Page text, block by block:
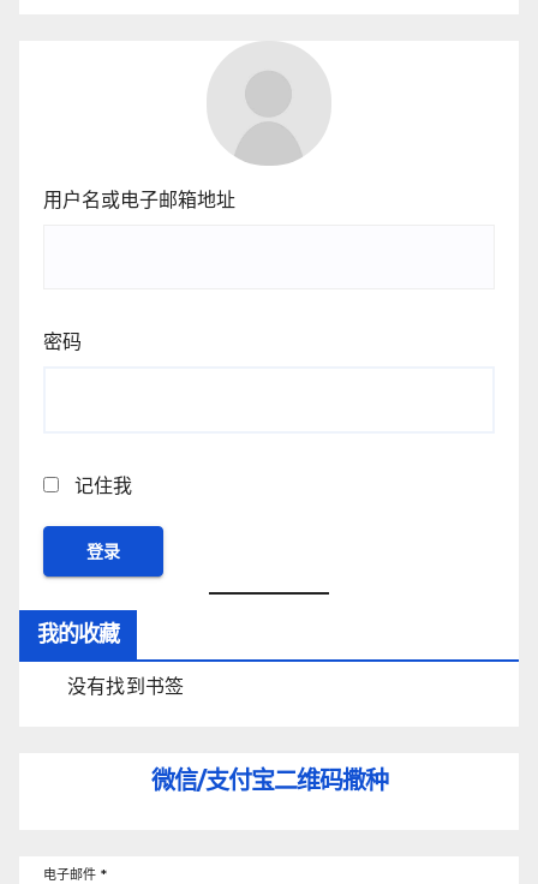
用户名或电子邮箱地址
密码
记住我
我的收藏
没有找到书签
微信/支付宝二维码撒种
电子邮件 *